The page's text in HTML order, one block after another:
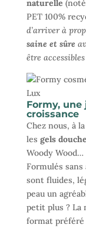
naturelle
PET 100%
d’arriver à
saine et sûre
être
Formy,
croissance
Chez nous, à
les gels
Woody
Formulés
sont fluides,
peau un
petit plus ? La
format préféré